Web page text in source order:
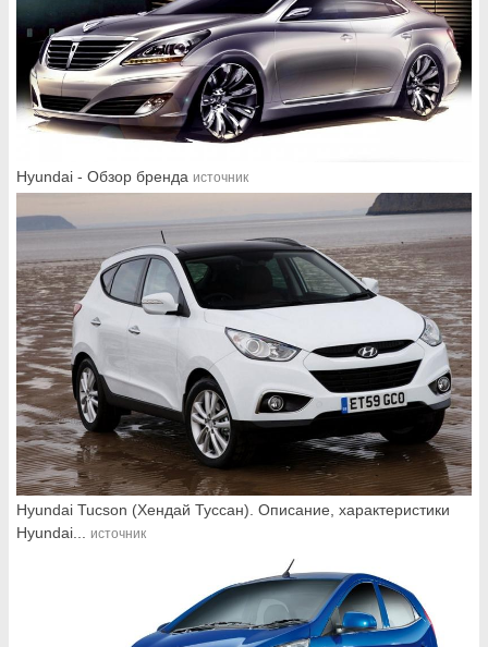
Hyundai - Обзор бренда источник
Hyundai Tucson (Хендай Туссан). Описание, характеристики
Hyundai... источник